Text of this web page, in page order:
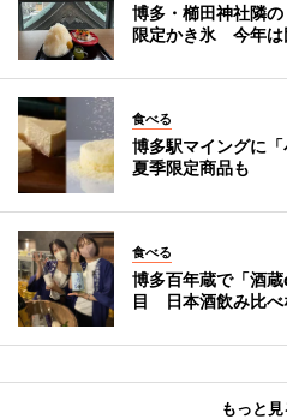
博多・櫛田神社隣
限定かき氷 今年は
食べる
博多駅マイングに
夏季限定商品も
食べる
博多百年蔵で「酒
目 日本酒飲み比べ
もっと見